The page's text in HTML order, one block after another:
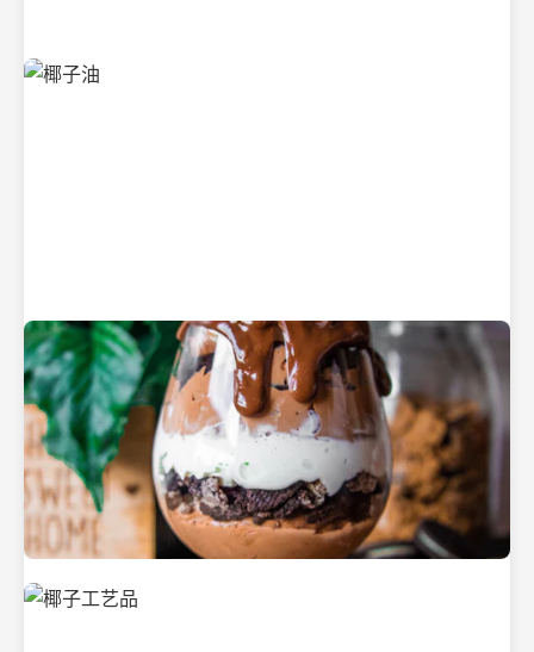
清凉解渴的椰子水
纯净的初榨椰子油
美味的椰子食品